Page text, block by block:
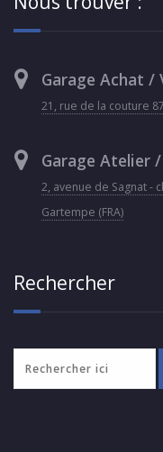
Garage Achat /
21, rue de la couture
Garage Atelier
2, avenue de Sagnat -
Gartempe (FRA)
Rechercher